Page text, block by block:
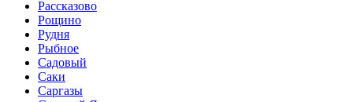
Рассказово
Рощино
Рудня
Рыбное
Садовый
Саки
Саргазы